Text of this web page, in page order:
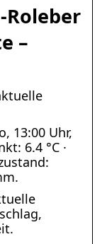
–
13:00 Uhr,
6.4 °C ·